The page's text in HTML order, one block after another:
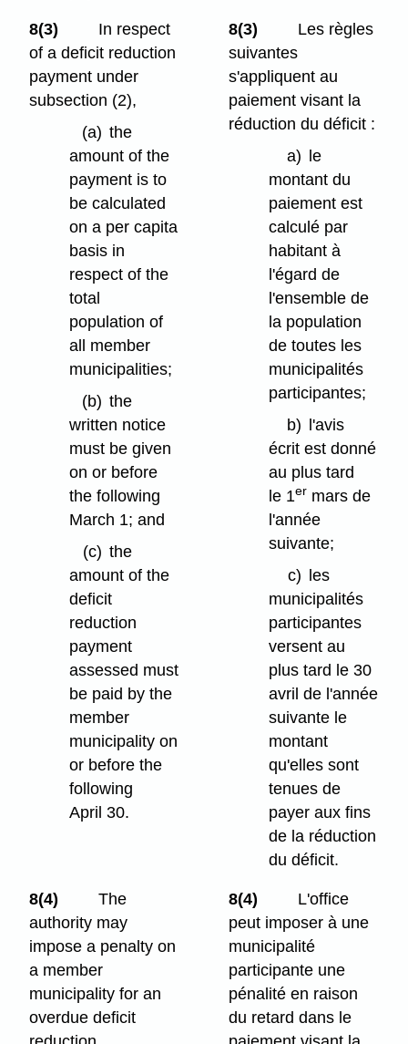
8(3)
In respect
of a deficit reduction
payment under
subsection (2),
(a) the
amount of the
payment is to
be calculated
on a per capita
basis in
respect of the
total
population of
all member
municipalities;
(b) the
written notice
must be given
on or before
the following
March 1; and
(c) the
amount of the
deficit
reduction
payment
assessed must
be paid by the
member
municipality on
or before the
following
April 30.
8(3)
Les règles
suivantes
s'appliquent au
paiement visant la
réduction du déficit :
a)
le
montant du
paiement est
calculé par
habitant à
l'égard de
l'ensemble de
la population
de toutes les
municipalités
participantes;
b) l'avis
écrit est donné
au plus tard
le 1er mars de
l'année
suivante;
c) les
municipalités
participantes
versent au
plus tard le 30
avril de l'année
suivante le
montant
qu'elles sont
tenues de
payer aux fins
de la réduction
du déficit.
8(4)
The
authority may
impose a penalty on
a member
municipality for an
overdue deficit
8(4)
L'office
peut imposer à une
municipalité
participante une
pénalité en raison
du retard dans le